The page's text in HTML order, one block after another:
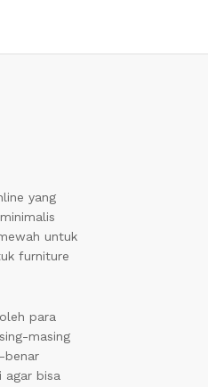
yang
untuk
furniture
para
masing
benar
agar bisa